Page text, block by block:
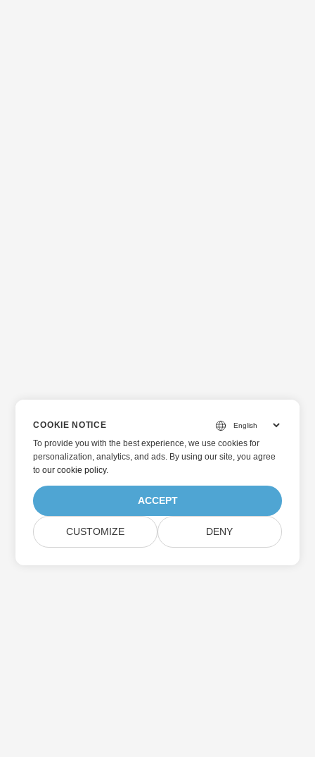
COOKIE NOTICE
To provide you with the best experience, we use cookies for
personalization, analytics, and ads. By using our site, you agree
toour cookie policy.
ACCEPT
CUSTOMIZE DENY